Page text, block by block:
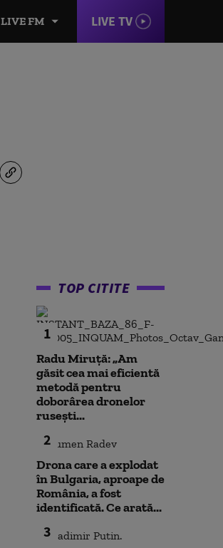
LIVE FM LIVE TV
TOP CITITE
1
Radu Miruță: „Am
găsit cea mai eficientă
metodă pentru
doborârea dronelor
rusești...
2
Drona care a explodat
în Bulgaria, aproape de
România, a fost
identificată. Ce arată...
3